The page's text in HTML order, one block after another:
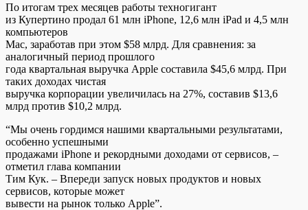
По итогам трех месяцев работы техногигант
из Купертино продал 61 млн iPhone, 12,6 млн iPad и 4,5 млн
компьютеров
Mac, заработав при этом $58 млрд. Для сравнения: за
аналогичный период прошлого
года квартальная выручка Apple составила $45,6 млрд. При
таких доходах чистая
выручка корпорации увеличилась на 27%, составив $13,6
млрд против $10,2 млрд.
“Мы очень гордимся нашими квартальными результатами,
особенно успешными
продажами iPhone и рекордными доходами от сервисов, –
отметил глава компании
Тим Кук. – Впереди запуск новых продуктов и новых
сервисов, которые может
вывести на рынок только Apple”.